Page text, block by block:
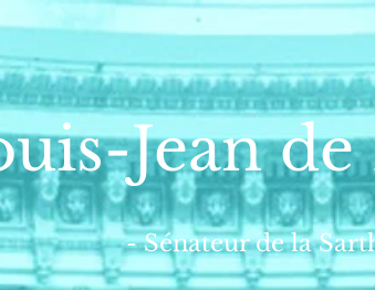
Jean
- Sénateur de la